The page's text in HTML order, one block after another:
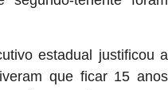
estadual justificou a
que ficar 15 anos